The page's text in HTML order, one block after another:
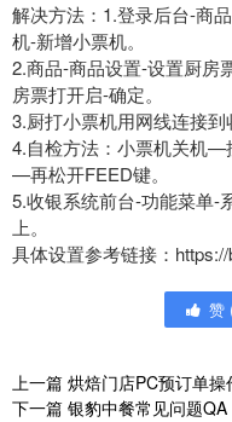
解决方法：1.登录后台-商
机-新增小票机。
2.商品-商品设置-设置厨房
房票打开启-确定。
3.厨打小票机用网线连接到
4.自检方法：小票机关机
—再松开FEED键。
5.收银系统前台-功能菜单-
上。
具体设置参考链接：
赞
上一篇 烘焙门店PC预订单操
下一篇 银豹中餐常见问题QA